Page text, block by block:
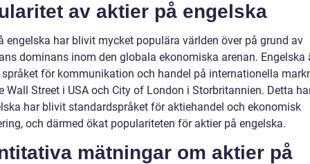
av aktier på engelska
engelska har blivit mycket populära världen över på grund av
dominans inom den globala ekonomiska arenan. Engelska
för kommunikation och handel på internationella
Wall Street i USA och City of London i Storbritannien. Detta
har blivit standardspråket för aktiehandel och ekonomisk
och därmed ökat populariteten för aktier på engelska.
mätningar om aktier på